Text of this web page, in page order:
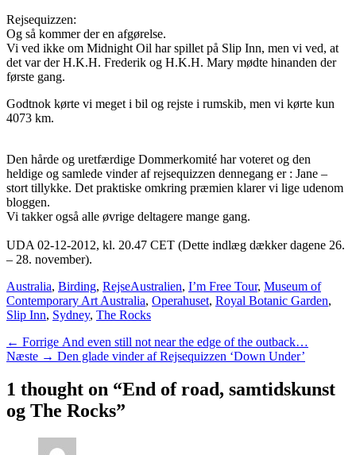
Rejsequizzen:
Og så kommer der en afgørelse.
Vi ved ikke om Midnight Oil har spillet på Slip Inn, men vi ved, at
det var der H.K.H. Frederik og H.K.H. Mary mødte hinanden der
første gang.
Godtnok kørte vi meget i bil og rejste i rumskib, men vi kørte kun
4073 km.
Den hårde og uretfærdige Dommerkomité har voteret og den
heldige og samlede vinder af rejsequizzen dennegang er : Jane –
stort tillykke. Det praktiske omkring præmien klarer vi lige udenom
bloggen.
Vi takker også alle øvrige deltagere mange gang.
UDA 02-12-2012, kl. 20.47 CET (Dette indlæg dækker dagene 26.
– 28. november).
Categories
Australia, Birding, RejseTags
Australien, I’m Free Tour, Museum of
Contemporary Art Australia, Operahuset, Royal Botanic Garden,
Slip Inn, Sydney, The Rocks
Indlægsnavigation
← Forrige Previous
post:
And even still not near the edge of the outback…
Næste → Next
Den glade vinder af Rejsequizzen ‘Down Under’
1 thought on “End of road, samtidskunst
og The Rocks”